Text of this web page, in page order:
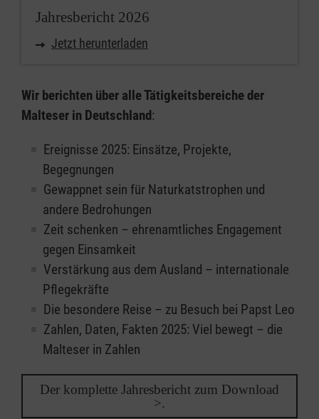
Jahresbericht 2026
Jetzt herunterladen
Wir berichten über alle Tätigkeitsbereiche der
Malteser in Deutschland:
Ereignisse 2025: Einsätze, Projekte,
Begegnungen
Gewappnet sein für Naturkatstrophen und
andere Bedrohungen
Zeit schenken – ehrenamtliches Engagement
gegen Einsamkeit
Verstärkung aus dem Ausland – internationale
Pflegekräfte
Die besondere Reise – zu Besuch bei Papst Leo
Zahlen, Daten, Fakten 2025: Viel bewegt – die
Malteser in Zahlen
Der komplette Jahresbericht zum Download
>.